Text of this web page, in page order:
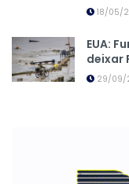
18/05/
EUA:
deixar
29/09/